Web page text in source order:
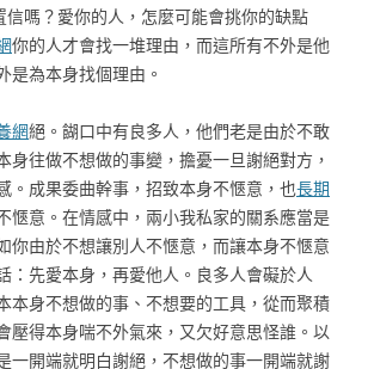
信嗎？愛你的人，怎麼可能會挑你的缺點
你的人才會找一堆理由，而這所有不外是他
是為本身找個理由。
網絕。餬口中有良多人，他們老是由於不敢
身往做不想做的事變，擔憂一旦謝絕對方，
。成果委曲幹事，招致本身不愜意，也長期
愜意。在情感中，兩小我私家的關系應當是
你由於不想讓別人不愜意，而讓本身不愜意
：先愛本身，再愛他人。良多人會礙於人
本身不想做的事、不想要的工具，從而聚積
壓得本身喘不外氣來，又欠好意思怪誰。以
一開端就明白謝絕，不想做的事一開端就謝